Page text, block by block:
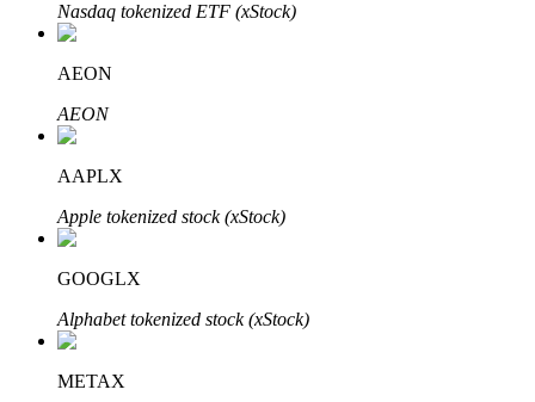
了解如何賺取穩定收入
Bitrue
合夥人計劃
Nasdaq tokenized ETF (xStock)
AEON
AEON
AAPLX
Apple tokenized stock (xStock)
GOOGLX
Alphabet tokenized stock (xStock)
METAX